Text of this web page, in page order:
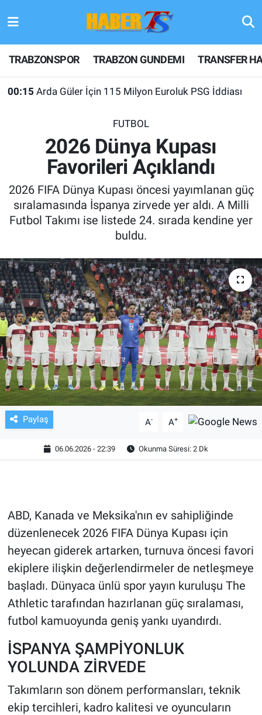
TRABZONSPOR TRABZON GUNDEMI TRANSFER
00:15 Arda Güler İçin 115 Milyon Euroluk PSG İddiası
FUTBOL
2026 Dünya Kupası
Favorileri Açıklandı
2026 FIFA Dünya Kupası öncesi yayımlanan güç
sıralamasında İspanya zirvede yer aldı. A Milli
Futbol Takımı ise listede 24. sırada kendine yer
buldu.
Paylaş A- A+
06.06.2026 - 22:39 Okunma Süresi: 2 Dk
ABD, Kanada ve Meksika'nın ev sahipliğinde
düzenlenecek 2026 FIFA Dünya Kupası için
heyecan giderek artarken, turnuva öncesi favori
ekiplere ilişkin değerlendirmeler de netleşmeye
başladı. Dünyaca ünlü spor yayın kuruluşu The
Athletic tarafından hazırlanan güç sıralaması,
futbol kamuoyunda geniş yankı uyandırdı.
İSPANYA ŞAMPİYONLUK
YOLUNDA ZİRVEDE
Takımların son dönem performansları, teknik
ekip tercihleri, kadro kalitesi ve oyuncuların
TRABZONSPOR
TRABZON GUNDEMI
KULİS MEYDANI
1461 TRABZON
FUTBOL
TV VE SİNEMA
BASKETBOL
SAĞLIK
GENEL
KÜLTÜR SANAT
EKONOMİ
ÇEVRE
HABERDE İNSAN
POLİTİKA
MAGAZİN
Bilim, Teknoloji
Hava Durumu
Trafik Durumu
Son Dakika Haberleri
Haber Arşivi